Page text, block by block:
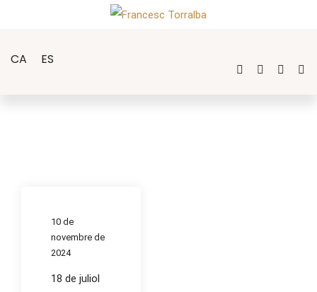
CA ES
10 de
novembre de
2024
18 de juliol